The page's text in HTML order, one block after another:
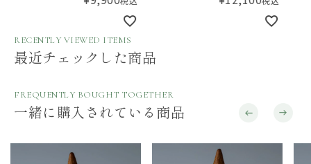
RECENTLY VIEWED ITEMS
最近チェックした商品
FREQUENTLY BOUGHT TOGETHER
一緒に購入されている商品